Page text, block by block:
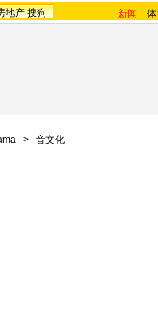
地产 搜狗 新闻 -
> 音文化